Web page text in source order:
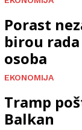
Porast
birou
osoba
EKONOMIJA
Tramp
Balkan